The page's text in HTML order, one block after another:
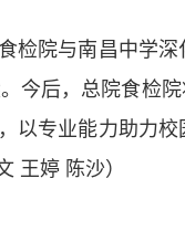
院与南昌中学深
今后，总院食检
以专业能力助力
王婷 陈沙）